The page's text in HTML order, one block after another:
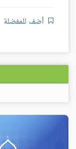
أضف للمفضلة